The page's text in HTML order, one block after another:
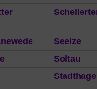
Seelze
Soltau